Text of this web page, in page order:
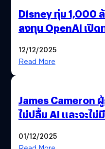
Disney ทุ่ม 1,000
ลงทุน OpenAI เปิ
12/12/2025
Read More
James Cameron
ไม่ปลื้ม AI และจะไม่
01/12/2025